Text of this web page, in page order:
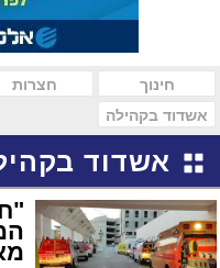
חינוך חצרות
אשדוד בקהילה
אשדוד